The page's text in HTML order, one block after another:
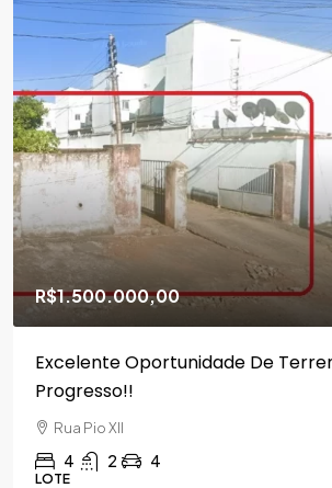
R$1.500.000,00
Excelente Oportunidade De
Progresso!!
Rua Pio XII
4 2 4
LOTE